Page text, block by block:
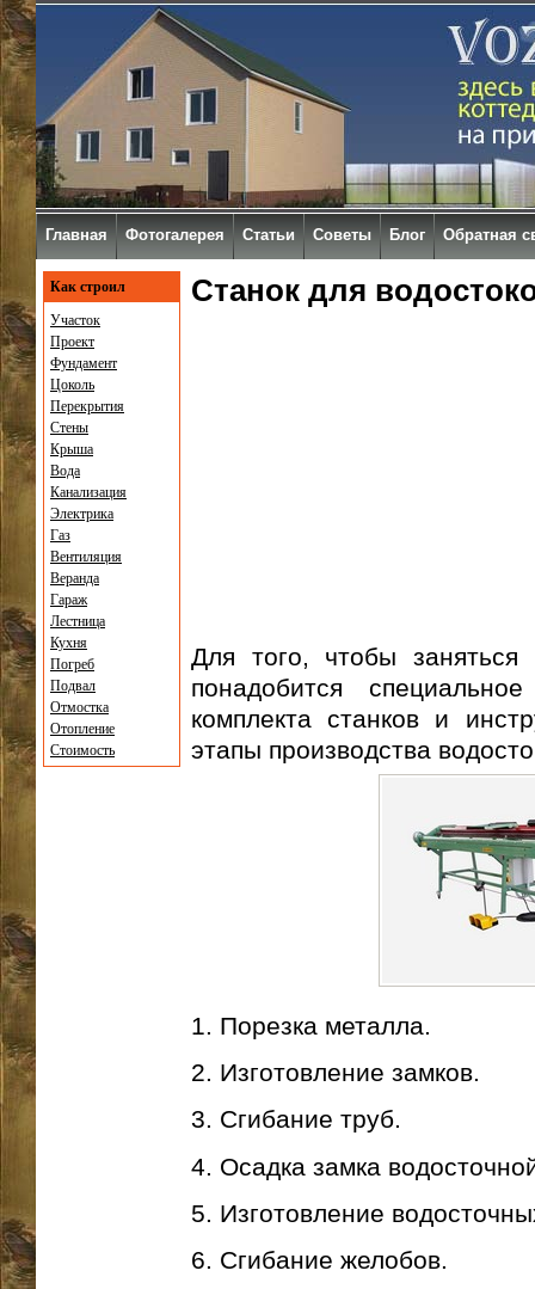
Станок для
Для того, чтобы заняться
понадобится
комплекта станков и
этапы производства
1. Порезка металла.
2. Изготовление замков.
3. Сгибание труб.
4. Осадка замка
5. Изготовление
6. Сгибание желобов.
Как строил
Участок
Проект
Фундамент
Цоколь
Перекрытия
Стены
Крыша
Вода
Канализация
Электрика
Газ
Вентиляция
Веранда
Гараж
Лестница
Кухня
Погреб
Подвал
Отмостка
Отопление
Стоимость
Главная Фотогалерея Статьи Советы Блог Обратная